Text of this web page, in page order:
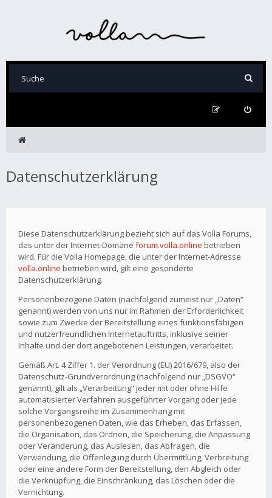
Datenschutzerklärung
Diese Datenschutzerklärung bezieht sich auf das Volla Forums,
das unter der Internet-Domäne forum.volla.online betrieben
wird. Für die Volla Homepage, die unter der Internet-Adresse
volla.online betrieben wird, gilt eine gesonderte
Datenschutzerklärung.
Personenbezogene Daten (nachfolgend zumeist nur „Daten“
genannt) werden von uns nur im Rahmen der Erforderlichkeit
sowie zum Zwecke der Bereitstellung eines funktionsfähigen
und nutzerfreundlichen Internetauftritts, inklusive seiner
Inhalte und der dort angebotenen Leistungen, verarbeitet.
Gemäß Art. 4 Ziffer 1. der Verordnung (EU) 2016/679, also der
Datenschutz-Grundverordnung (nachfolgend nur „DSGVO“
genannt), gilt als „Verarbeitung“ jeder mit oder ohne Hilfe
automatisierter Verfahren ausgeführter Vorgang oder jede
solche Vorgangsreihe im Zusammenhang mit
personenbezogenen Daten, wie das Erheben, das Erfassen,
die Organisation, das Ordnen, die Speicherung, die Anpassung
oder Veränderung, das Auslesen, das Abfragen, die
Verwendung, die Offenlegung durch Übermittlung, Verbreitung
oder eine andere Form der Bereitstellung, den Abgleich oder
die Verknüpfung, die Einschränkung, das Löschen oder die
Vernichtung.